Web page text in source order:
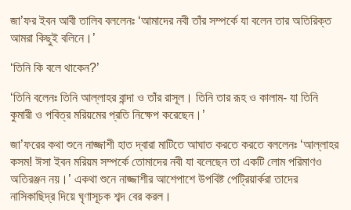
জা’ফর ইবন আবী তালিব বললেনঃ ‘আমাদের নবী তাঁর সম্পর্কে যা বলেন তার অতিরিক্ত
আমরা কিছুই বলিনে।’
‘তিনি কি বলে থাকেন?’
‘তিনি বলেনঃ তিনি আল্লাহর বান্দা ও তাঁর রাসূল। তিনি তার রূহ ও কালাম- যা তিনি
কুমারী ও পবিত্র মরিয়মের প্রতি নিক্ষেপ করেছেন।’
জা’ফরের কথা শুনে নাজ্জাশী হাত দ্বারা মাটিতে আঘাত করতে করতে বললেনঃ ‘আল্লাহর
কসম! ঈসা ইবন মরিয়ম সম্পর্কে তোমাদের নবী যা বলেছেন তা একটি লোম পরিমাণও
অতিরঞ্জন নয়।’ একথা শুনে নাজ্জাশীর আশেপাশে উপবিষ্ট পেট্রিয়ার্করা তাদের
নাসিকাছিদ্র দিয়ে ঘৃণাসূচক শব্দ বের করল।